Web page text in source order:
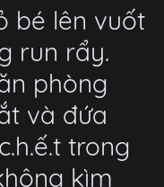
bé lên vuốt
run rẩy.
phòng
và đứa
trong
kìm